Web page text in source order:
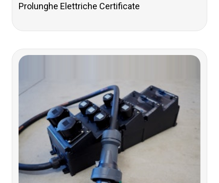
Prolunghe Elettriche Certificate